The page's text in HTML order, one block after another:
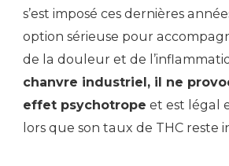
s’est imposé ces dernières
option sérieuse pour
de la douleur et de
chanvre industriel, il ne
effet psychotrope et est légal
lors que son taux de THC reste